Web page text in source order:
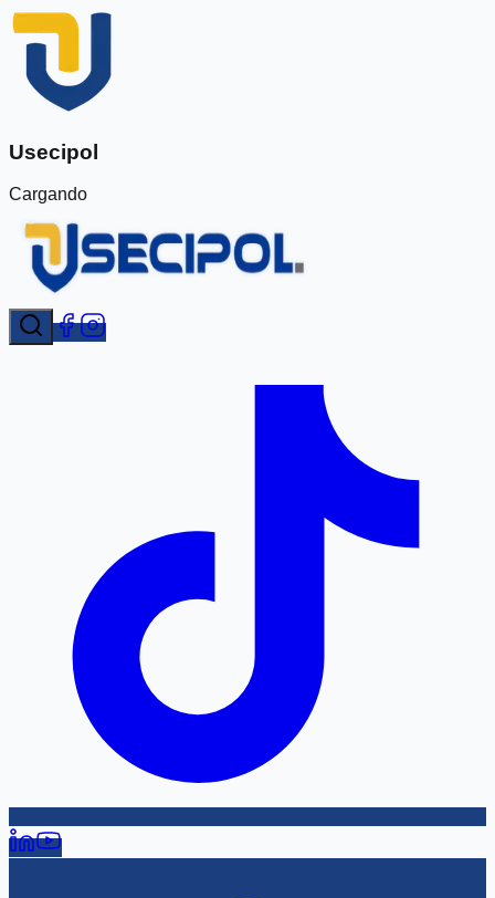
Usecipol
Cargando